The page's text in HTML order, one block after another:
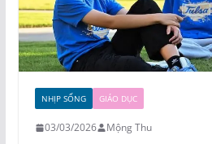
NHỊP SỐNG GIÁO DỤC
03/03/2026 Mộng Thu